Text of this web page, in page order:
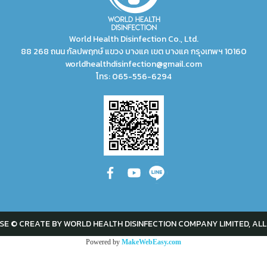
World Health Disinfection Co., Ltd.
88 268 ถนน กัลปพฤกษ์ แขวง บางแค เขต บางแค กรุงเทพฯ 10160
worldhealthdisinfection@gmail.com
โทร:065-556-6294
© CREATE BY WORLD HEALTH DISINFECTION COMPANY LIMITED,
Powered by MakeWebEasy.com